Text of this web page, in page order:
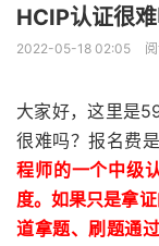
HCIP认证很
2022-05-18 02:05
大家好，这里是
很难吗？报名费
程师的一个中级
度。如果只是拿
道拿题、刷题通